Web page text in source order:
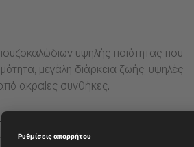
υψηλής ποιότητας που
μεγάλη διάρκεια ζωής, υψηλές
ακραίες συνθήκες.
& Πίπες